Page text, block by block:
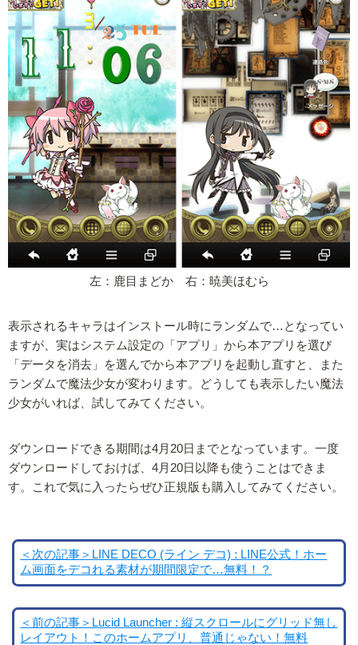
左：鹿目まどか 右：暁美ほむら
表示されるキャラはインストール時にランダムで…となってい
ますが、実はシステム設定の「アプリ」から本アプリを選び
「データを消去」を選んでから本アプリを起動し直すと、また
ランダムで魔法少女が変わります。どうしても表示したい魔法
少女がいれば、試してみてください。
ダウンロードできる期間は4月20日までとなっています。一度
ダウンロードしておけば、4月20日以降も使うことはできま
す。これで気に入ったらぜひ正規版も購入してみてください。
＜次の記事＞LINE DECO (ライン デコ) : LINE公式！ホー
ム画面をデコれる素材が期間限定で…無料！？
＜前の記事＞Lucid Launcher : 縦スクロールにグリッド無し
レイアウト！このホームアプリ、普通じゃない！無料